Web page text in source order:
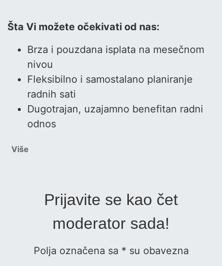
Šta Vi možete očekivati od nas:
Brza i pouzdana isplata na mesečnom
nivou
Fleksibilno i samostalano planiranje
radnih sati
Dugotrajan, uzajamno benefitan radni
odnos
Više
Prijavite se kao čet
moderator sada!
Polja označena sa * su obavezna